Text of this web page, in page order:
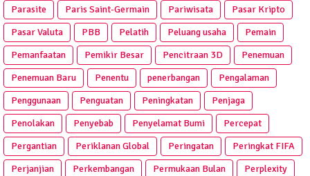
Parasite
Paris Saint-Germain Pariwisata
Pasar Kripto
Pasar Valuta
PBB Pelatih Peluang usaha
Pemain
Pemanfaatan
Pemikir Besar Pencitraan 3D
Penemuan
Penemuan Baru
Penentu penerbangan
Pengalaman
Penggunaan
Penguatan Peningkatan
Penjaga
Penolakan
Penyebab Penyelamat Bumi
Percepat
Pergantian
Periklanan Global Peringatan
Peringkat FIFA
Perjanjian
Perkembangan Permukaan Bulan
Perplexity